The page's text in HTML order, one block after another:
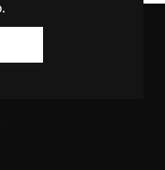
reservados.
GBC